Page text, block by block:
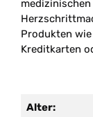
Produkten
Kreditkarten
Alter: